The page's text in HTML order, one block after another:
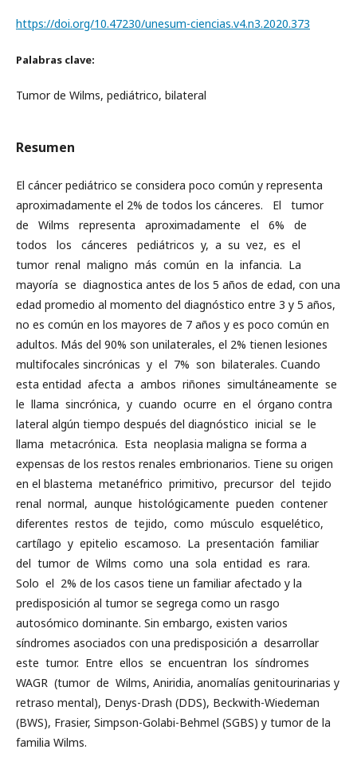
https://doi.org/10.47230/unesum-ciencias.v4.n3.2020.373
Palabras clave:
Tumor de Wilms, pediátrico, bilateral
Resumen
El cáncer pediátrico se considera poco común y representa
aproximadamente el 2% de todos los cánceres. El tumor
de Wilms representa aproximadamente el 6% de
todos los cánceres pediátricos y, a su vez, es el
tumor renal maligno más común en la infancia. La
mayoría se diagnostica antes de los 5 años de edad, con una
edad promedio al momento del diagnóstico entre 3 y 5 años,
no es común en los mayores de 7 años y es poco común en
adultos. Más del 90% son unilaterales, el 2% tienen lesiones
multifocales sincrónicas y el 7% son bilaterales. Cuando
esta entidad afecta a ambos riñones simultáneamente se
le llama sincrónica, y cuando ocurre en el órgano contra
lateral algún tiempo después del diagnóstico inicial se le
llama metacrónica. Esta neoplasia maligna se forma a
expensas de los restos renales embrionarios. Tiene su origen
en el blastema metanéfrico primitivo, precursor del tejido
renal normal, aunque histológicamente pueden contener
diferentes restos de tejido, como músculo esquelético,
cartílago y epitelio escamoso. La presentación familiar
del tumor de Wilms como una sola entidad es rara.
Solo el 2% de los casos tiene un familiar afectado y la
predisposición al tumor se segrega como un rasgo
autosómico dominante. Sin embargo, existen varios
síndromes asociados con una predisposición a desarrollar
este tumor. Entre ellos se encuentran los síndromes
WAGR (tumor de Wilms, Aniridia, anomalías genitourinarias y
retraso mental), Denys-Drash (DDS), Beckwith-Wiedeman
(BWS), Frasier, Simpson-Golabi-Behmel (SGBS) y tumor de la
familia Wilms.